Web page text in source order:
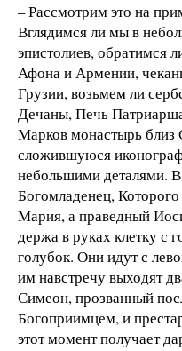
– Рассмотрим это на
Вглядимся ли мы в
эпистолиев, обратимся
Афона и Армении,
Грузии, возьмем ли
Дечаны, Печь
Марков монастырь близ
сложившуюся
небольшими деталями.
Богомладенец,
Мария, а праведный
держа в руках клетку с
голубок. Они идут с
им навстречу выходят
Симеон, прозванный
Богоприимцем, и
этот момент получает